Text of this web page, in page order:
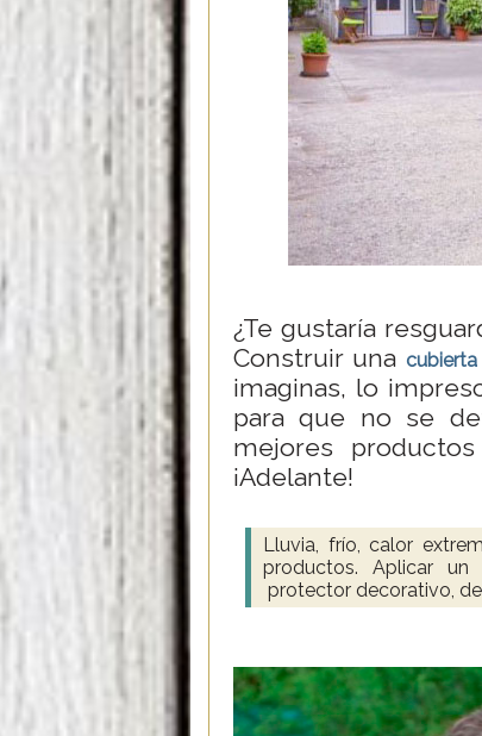
¿Te gustaría
Construir una
imaginas, lo
para que no se
mejores
¡Adelante!
Lluvia, frío, calor
productos. Aplicar
protector decorativo, de